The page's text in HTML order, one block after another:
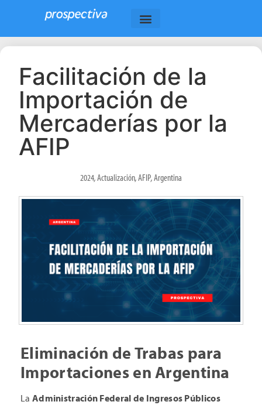
Facilitación de la
Importación de
Mercaderías por la
AFIP
2024,Actualización,AFIP,Argentina
Eliminación de Trabas para
Importaciones en Argentina
La Administración Federal de Ingresos Públicos